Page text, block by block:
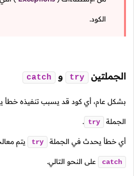
الكود.
الجملتين try و catch
بشكل عام، أي كود قد يسبب تنفيذه
الجملة try
.
أي خطأ يحدث في الجملة try يتم
catch على النحو التالي.